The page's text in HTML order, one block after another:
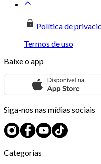
Política de
Termos de uso
Baixe o app
Siga-nos nas mídias sociais
Categorias